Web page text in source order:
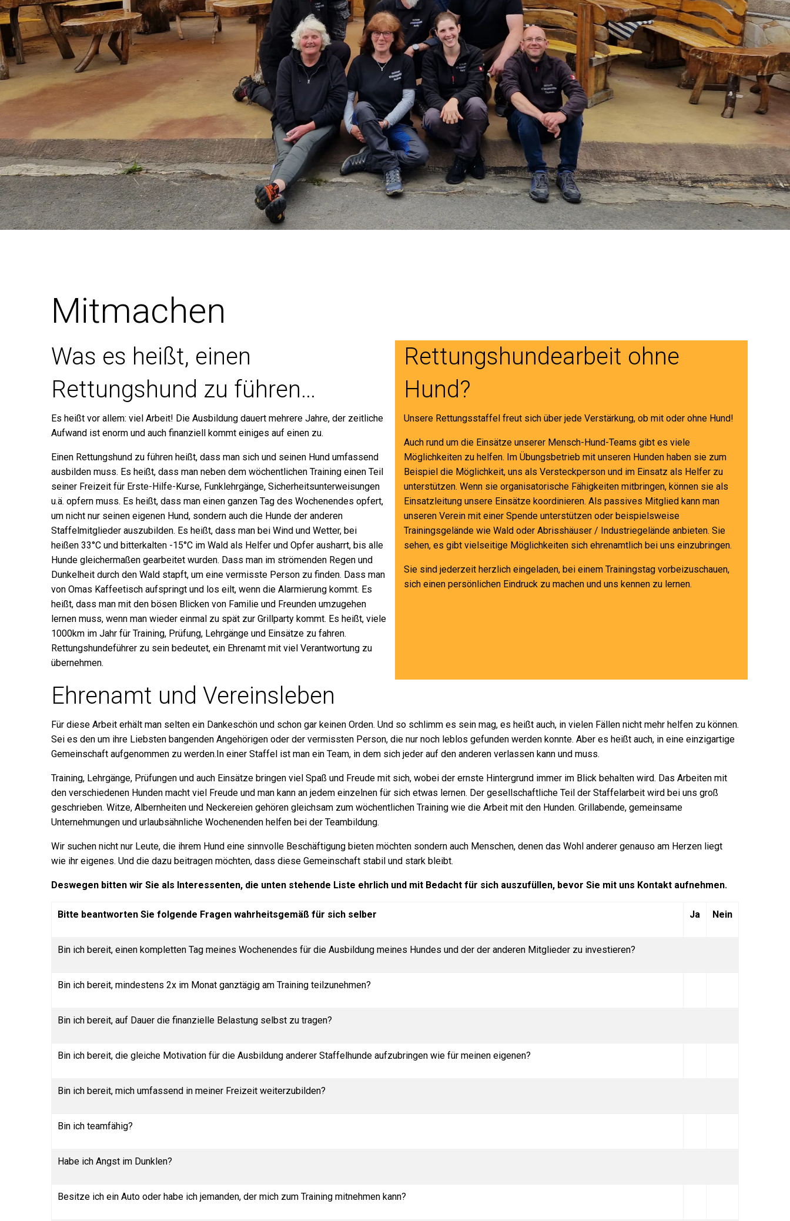
Mitmachen
Was es heißt, einen
Rettungshund zu führen…
Es heißt vor allem: viel Arbeit! Die Ausbildung dauert mehrere Jahre, der zeitliche
Aufwand ist enorm und auch finanziell kommt einiges auf einen zu.
Einen Rettungshund zu führen heißt, dass man sich und seinen Hund umfassend
ausbilden muss. Es heißt, dass man neben dem wöchentlichen Training einen Teil
seiner Freizeit für Erste-Hilfe-Kurse, Funklehrgänge, Sicherheitsunterweisungen
u.ä. opfern muss. Es heißt, dass man einen ganzen Tag des Wochenendes opfert,
um nicht nur seinen eigenen Hund, sondern auch die Hunde der anderen
Staffelmitglieder auszubilden. Es heißt, dass man bei Wind und Wetter, bei
heißen 33°C und bitterkalten -15°C im Wald als Helfer und Opfer ausharrt, bis alle
Hunde gleichermaßen gearbeitet wurden. Dass man im strömenden Regen und
Dunkelheit durch den Wald stapft, um eine vermisste Person zu finden. Dass man
von Omas Kaffeetisch aufspringt und los eilt, wenn die Alarmierung kommt. Es
heißt, dass man mit den bösen Blicken von Familie und Freunden umzugehen
lernen muss, wenn man wieder einmal zu spät zur Grillparty kommt. Es heißt, viele
1000km im Jahr für Training, Prüfung, Lehrgänge und Einsätze zu fahren.
Rettungshundeführer zu sein bedeutet, ein Ehrenamt mit viel Verantwortung zu
übernehmen.
Rettungshundearbeit ohne
Hund?
Unsere Rettungsstaffel freut sich über jede Verstärkung, ob mit oder ohne Hund!
Auch rund um die Einsätze unserer Mensch-Hund-Teams gibt es viele
Möglichkeiten zu helfen. Im Übungsbetrieb mit unseren Hunden haben sie zum
Beispiel die Möglichkeit, uns als Versteckperson und im Einsatz als Helfer zu
unterstützen. Wenn sie organisatorische Fähigkeiten mitbringen, können sie als
Einsatzleitung unsere Einsätze koordinieren. Als passives Mitglied kann man
unseren Verein mit einer Spende unterstützen oder beispielsweise
Trainingsgelände wie Wald oder Abrisshäuser / Industriegelände anbieten. Sie
sehen, es gibt vielseitige Möglichkeiten sich ehrenamtlich bei uns einzubringen.
Sie sind jederzeit herzlich eingeladen, bei einem Trainingstag vorbeizuschauen,
sich einen persönlichen Eindruck zu machen und uns kennen zu lernen.
Ehrenamt und Vereinsleben
Für diese Arbeit erhält man selten ein Dankeschön und schon gar keinen Orden. Und so schlimm es sein mag, es heißt auch, in vielen Fällen nicht mehr helfen zu können.
Sei es den um ihre Liebsten bangenden Angehörigen oder der vermissten Person, die nur noch leblos gefunden werden konnte. Aber es heißt auch, in eine einzigartige
Gemeinschaft aufgenommen zu werden.In einer Staffel ist man ein Team, in dem sich jeder auf den anderen verlassen kann und muss.
Training, Lehrgänge, Prüfungen und auch Einsätze bringen viel Spaß und Freude mit sich, wobei der ernste Hintergrund immer im Blick behalten wird. Das Arbeiten mit
den verschiedenen Hunden macht viel Freude und man kann an jedem einzelnen für sich etwas lernen. Der gesellschaftliche Teil der Staffelarbeit wird bei uns groß
geschrieben. Witze, Albernheiten und Neckereien gehören gleichsam zum wöchentlichen Training wie die Arbeit mit den Hunden. Grillabende, gemeinsame
Unternehmungen und urlaubsähnliche Wochenenden helfen bei der Teambildung.
Wir suchen nicht nur Leute, die ihrem Hund eine sinnvolle Beschäftigung bieten möchten sondern auch Menschen, denen das Wohl anderer genauso am Herzen liegt
wie ihr eigenes. Und die dazu beitragen möchten, dass diese Gemeinschaft stabil und stark bleibt.
Deswegen bitten wir Sie als Interessenten, die unten stehende Liste ehrlich und mit Bedacht für sich auszufüllen, bevor Sie mit uns Kontakt aufnehmen.
Bitte beantworten Sie folgende Fragen wahrheitsgemäß für sich selber Ja Nein
Bin ich bereit, einen kompletten Tag meines Wochenendes für die Ausbildung meines Hundes und der der anderen Mitglieder zu investieren?
Bin ich bereit, mindestens 2x im Monat ganztägig am Training teilzunehmen?
Bin ich bereit, auf Dauer die finanzielle Belastung selbst zu tragen?
Bin ich bereit, die gleiche Motivation für die Ausbildung anderer Staffelhunde aufzubringen wie für meinen eigenen?
Bin ich bereit, mich umfassend in meiner Freizeit weiterzubilden?
Bin ich teamfähig?
Habe ich Angst im Dunklen?
Besitze ich ein Auto oder habe ich jemanden, der mich zum Training mitnehmen kann?